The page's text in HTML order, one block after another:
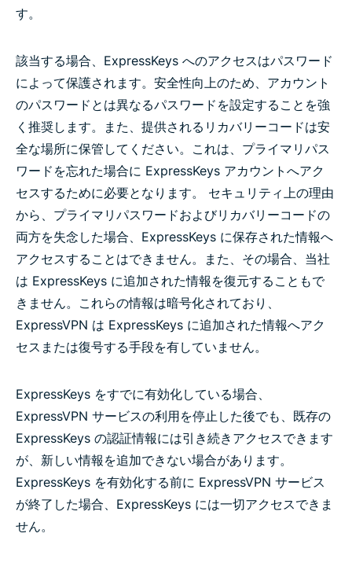
す。
該当する場合、ExpressKeys へのアクセスはパスワード
によって保護されます。安全性向上のため、アカウント
のパスワードとは異なるパスワードを設定することを強
く推奨します。また、提供されるリカバリーコードは安
全な場所に保管してください。これは、プライマリパス
ワードを忘れた場合に ExpressKeys アカウントへアク
セスするために必要となります。 セキュリティ上の理由
から、プライマリパスワードおよびリカバリーコードの
両方を失念した場合、ExpressKeys に保存された情報へ
アクセスすることはできません。また、その場合、当社
は ExpressKeys に追加された情報を復元することもで
きません。これらの情報は暗号化されており、
ExpressVPN は ExpressKeys に追加された情報へアク
セスまたは復号する手段を有していません。
ExpressKeys をすでに有効化している場合、
ExpressVPN サービスの利用を停止した後でも、既存の
ExpressKeys の認証情報には引き続きアクセスできます
が、新しい情報を追加できない場合があります。
ExpressKeys を有効化する前に ExpressVPN サービス
が終了した場合、ExpressKeys には一切アクセスできま
せん。